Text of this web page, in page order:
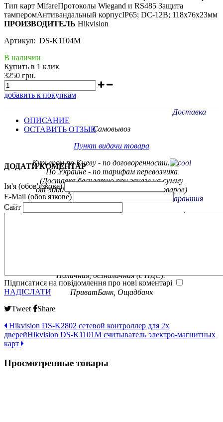
Тип карт MifareПротоколы Wiegand и RS485 Защита
тамперомАнтивандальный корпусIP65; DC-12B; 118х76х23мм
ПРОИЗВОДИТЕЛЬ Hikvision
Артикул: DS-K1104M
В наличии
Купить в 1 клик
3250 грн.
добавить к покупкам
Доставка
Самовывоз
Пункт видачи товара
Курьером по Киеву - по договоренности.
По Украине - по тарифам перевозчика
(Доставка бесплатно при заказе на сумму
от 3000 грн. на некоторые группы товаров)
Гарантия
Обмен / возврат товара в течение 14 дней
Наличная, безналичная (с НДС).
ПриватБанк, Ощадбанк
ОПИСАНИЕ
ОСТАВИТЬ ОТЗЫВ
ДОДАТИ КОМЕНТАР
Ім'я (обов'язкове)
E-Mail (обов'язкове)
Сайт
Підписатися на повідомлення про нові коментарі
НАДІСЛАТИ
Tweet
Share
Hikvision DS-K2802 сетевой контроллер для 2х
дверейHikvision DS-K1101M считыватель электро-магнитных
карт
Просмотренные товары